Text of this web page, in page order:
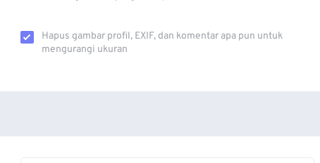
Hapus gambar profil, EXIF, dan komentar apa pun untuk
mengurangi ukuran